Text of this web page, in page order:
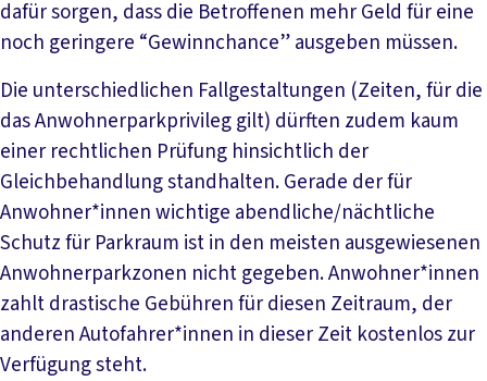
dafür sorgen, dass die Betroffenen mehr Geld für eine
noch geringere “Gewinnchance” ausgeben müssen.
Die unterschiedlichen Fallgestaltungen (Zeiten, für die
das Anwohnerparkprivileg gilt) dürften zudem kaum
einer rechtlichen Prüfung hinsichtlich der
Gleichbehandlung standhalten. Gerade der für
Anwohner*innen wichtige abendliche/nächtliche
Schutz für Parkraum ist in den meisten ausgewiesenen
Anwohnerparkzonen nicht gegeben. Anwohner*innen
zahlt drastische Gebühren für diesen Zeitraum, der
anderen Autofahrer*innen in dieser Zeit kostenlos zur
Verfügung steht.